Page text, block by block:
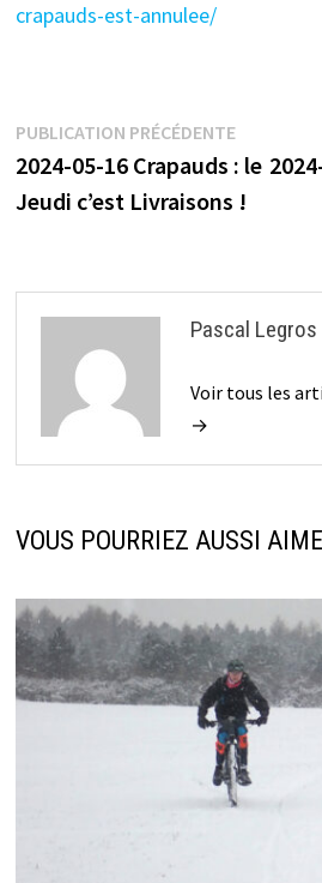
crapauds-est-annulee/
Navigation
de
PUBLICATION PRÉCÉDENTE
2024-05-16 Crapauds : le
Jeudi c’est Livraisons !
Pascal Legros
Voir tous les
→
VOUS POURRIEZ AUSSI